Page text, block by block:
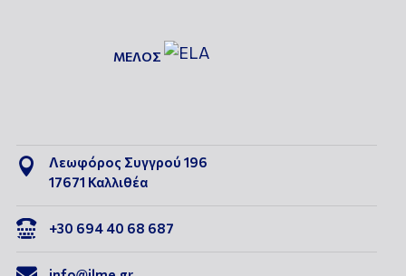
ΜΕΛΟΣ

Λεωφόρος Συγγρού 196
17671 Καλλιθέα
 +30 694 40 68 687